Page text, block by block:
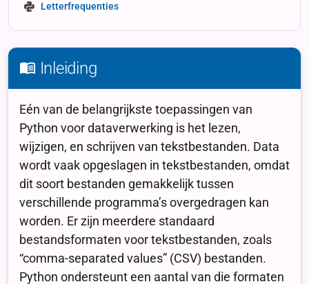
Letterfrequenties
Inleiding